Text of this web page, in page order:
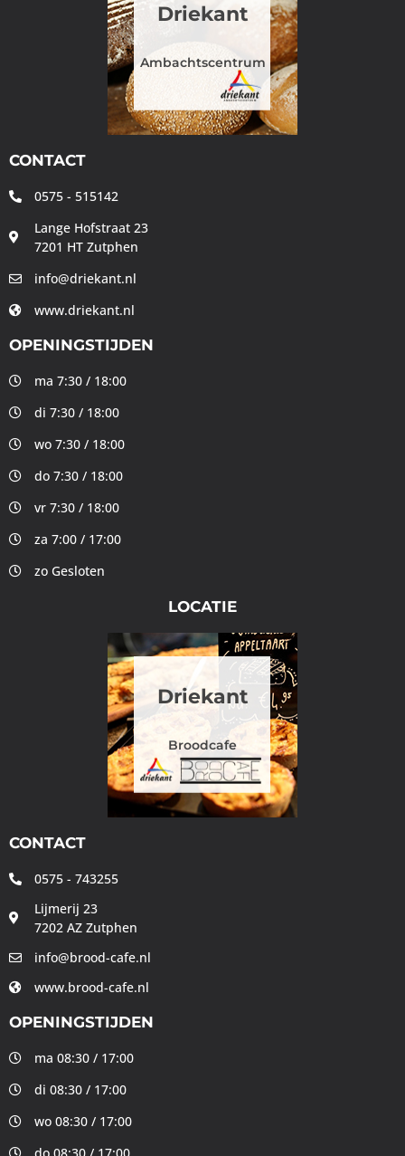
Driekant
Ambachtscentrum
CONTACT
0575 - 515142
Lange Hofstraat 23
7201 HT Zutphen
info@driekant.nl
www.driekant.nl
OPENINGSTIJDEN
ma 7:30 / 18:00
di 7:30 / 18:00
wo 7:30 / 18:00
do 7:30 / 18:00
vr 7:30 / 18:00
za 7:00 / 17:00
zo Gesloten
LOCATIE
Driekant
Broodcafe
CONTACT
0575 - 743255
Lijmerij 23
7202 AZ Zutphen
info@brood-cafe.nl
www.brood-cafe.nl
OPENINGSTIJDEN
ma 08:30 / 17:00
di 08:30 / 17:00
wo 08:30 / 17:00